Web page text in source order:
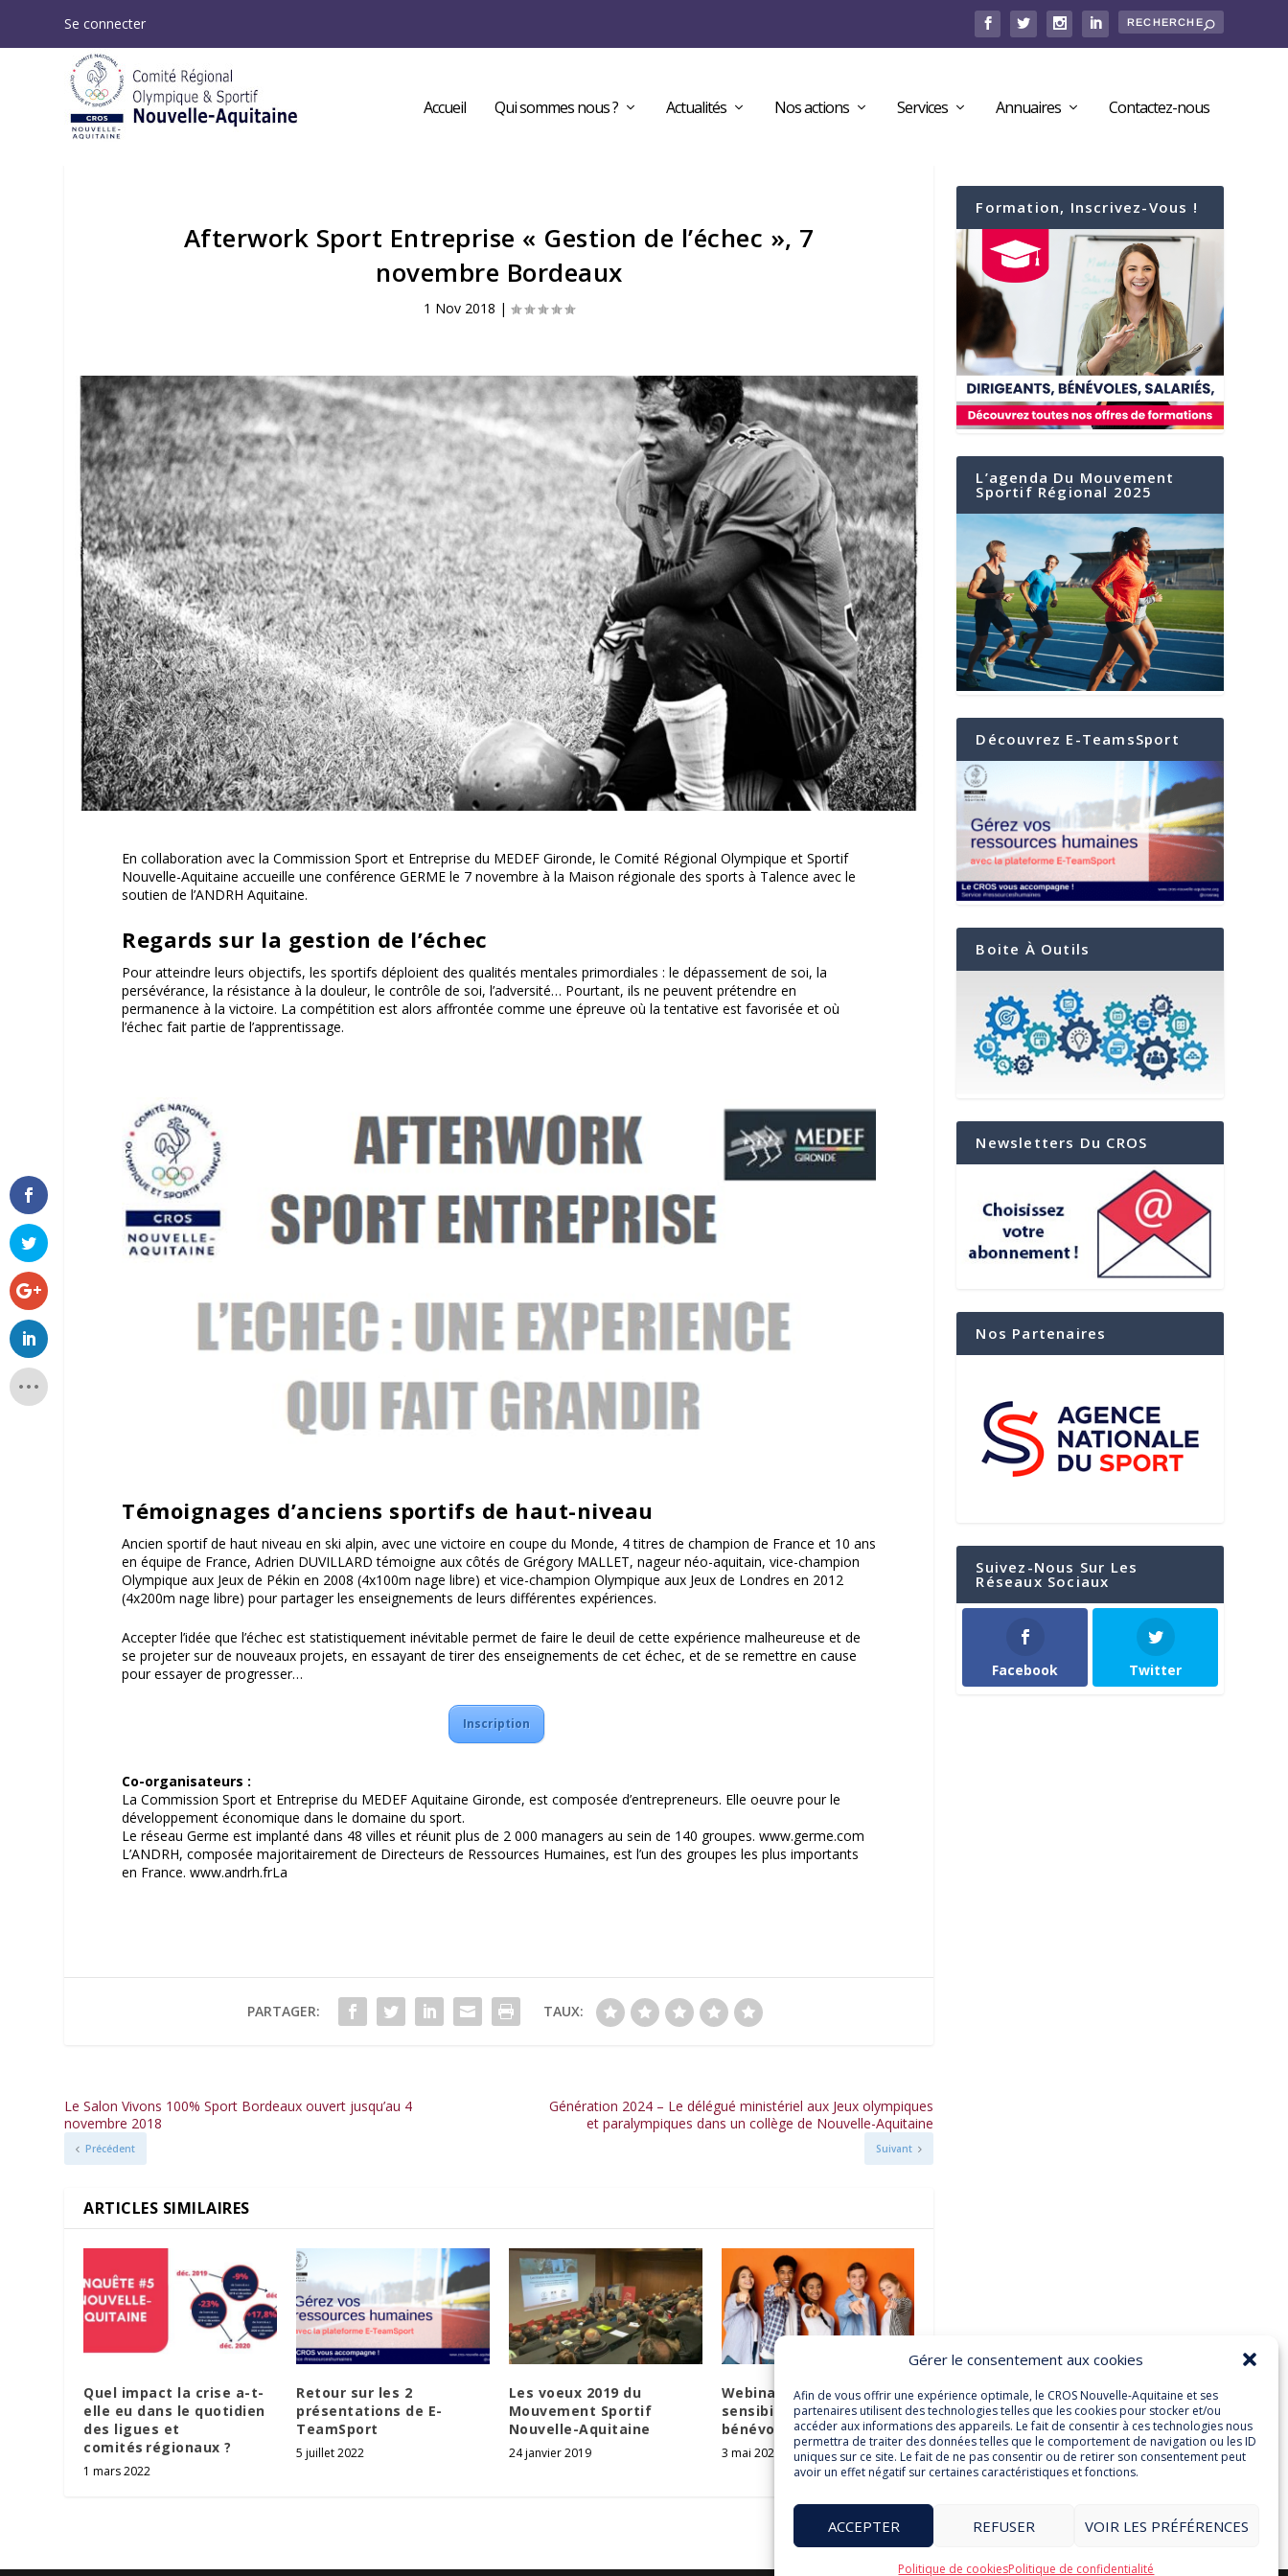
Gérer le consentement aux cookies
Afin de vous offrir une expérience optimale, le CROS Nouvelle-Aquitaine et ses
partenaires utilisent des technologies telles que les cookies pour stocker et/ou
accéder aux informations des appareils. Le fait de consentir à ces technologies nous
permettra de traiter des données telles que le comportement de navigation ou les ID
uniques sur ce site. Le fait de ne pas consentir ou de retirer son consentement peut
avoir un effet négatif sur certaines caractéristiques et fonctions.
ACCEPTER REFUSER VOIR LES PRÉFÉRENCES
Politique de cookiesPolitique de confidentialité
Se connecter
Accueil Qui sommes nous ? Actualités Nos actions Services Annuaires Contactez-nous
Afterwork Sport Entreprise « Gestion de l’échec », 7
novembre Bordeaux
1 Nov 2018 |
En collaboration avec la Commission Sport et Entreprise du MEDEF Gironde, le Comité Régional Olympique et Sportif
Nouvelle-Aquitaine accueille une conférence GERME le 7 novembre à la Maison régionale des sports à Talence avec le
soutien de l’ANDRH Aquitaine.
Regards sur la gestion de l’échec
Pour atteindre leurs objectifs, les sportifs déploient des qualités mentales primordiales : le dépassement de soi, la
persévérance, la résistance à la douleur, le contrôle de soi, l’adversité… Pourtant, ils ne peuvent prétendre en
permanence à la victoire. La compétition est alors affrontée comme une épreuve où la tentative est favorisée et où
l’échec fait partie de l’apprentissage.
Témoignages d’anciens sportifs de haut-niveau
Ancien sportif de haut niveau en ski alpin, avec une victoire en coupe du Monde, 4 titres de champion de France et 10 ans
en équipe de France, Adrien DUVILLARD témoigne aux côtés de Grégory MALLET, nageur néo-aquitain, vice-champion
Olympique aux Jeux de Pékin en 2008 (4x100m nage libre) et vice-champion Olympique aux Jeux de Londres en 2012
(4x200m nage libre) pour partager les enseignements de leurs différentes expériences.
Accepter l’idée que l’échec est statistiquement inévitable permet de faire le deuil de cette expérience malheureuse et de
se projeter sur de nouveaux projets, en essayant de tirer des enseignements de cet échec, et de se remettre en cause
pour essayer de progresser…
Inscription
Co-organisateurs :
La Commission Sport et Entreprise du MEDEF Aquitaine Gironde, est composée d’entrepreneurs. Elle oeuvre pour le
développement économique dans le domaine du sport.
Le réseau Germe est implanté dans 48 villes et réunit plus de 2 000 managers au sein de 140 groupes. www.germe.com
L’ANDRH, composée majoritairement de Directeurs de Ressources Humaines, est l’un des groupes les plus importants
en France. www.andrh.frLa
PARTAGER: TAUX:
Le Salon Vivons 100% Sport Bordeaux ouvert jusqu’au 4
novembre 2018
Précédent
Génération 2024 – Le délégué ministériel aux Jeux olympiques
et paralympiques dans un collège de Nouvelle-Aquitaine
Suivant
ARTICLES SIMILAIRES
Quel impact la crise a-t-
elle eu dans le quotidien
des ligues et
comités régionaux ?
1 mars 2022
Retour sur les 2
présentations de E-
TeamSport
5 juillet 2022
Les voeux 2019 du
Mouvement Sportif
Nouvelle-Aquitaine
24 janvier 2019
Webinaire de
sensibilisation au
bénévolat
3 mai 2021
Formation, Inscrivez-Vous !
L’agenda Du Mouvement
Sportif Régional 2025
Découvrez E-TeamsSport
Boite À Outils
Newsletters Du CROS
Nos Partenaires
Suivez-Nous Sur Les
Réseaux Sociaux
Facebook Twitter